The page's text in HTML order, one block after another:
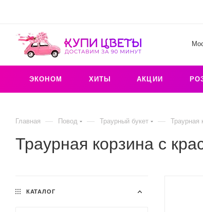
ЭКОНОМ ХИТЫ АКЦИИ
Главная — Повод — Траурный букет — Траурная
Траурная корзина с
КАТАЛОГ